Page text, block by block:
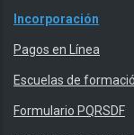
Incorporación
Pagos en Línea
Escuelas de
Formulario PQRSDF